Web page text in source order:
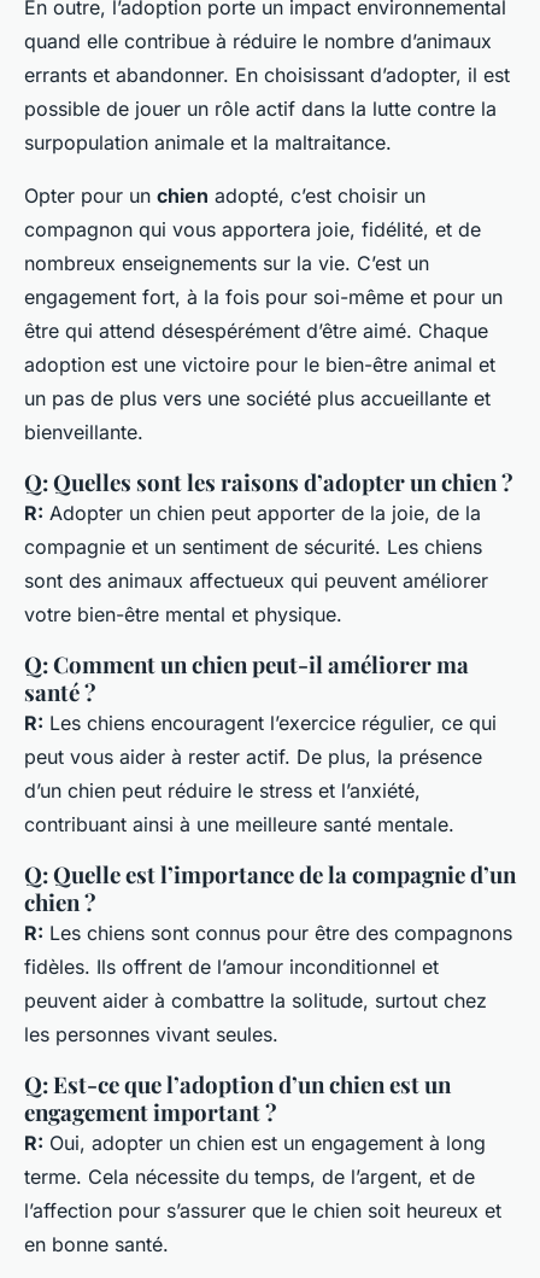
En outre, l’adoption porte un impact environnemental
quand elle contribue à réduire le nombre d’animaux
errants et abandonner. En choisissant d’adopter, il est
possible de jouer un rôle actif dans la lutte contre la
surpopulation animale et la maltraitance.
Opter pour un chien adopté, c’est choisir un
compagnon qui vous apportera joie, fidélité, et de
nombreux enseignements sur la vie. C’est un
engagement fort, à la fois pour soi-même et pour un
être qui attend désespérément d’être aimé. Chaque
adoption est une victoire pour le bien-être animal et
un pas de plus vers une société plus accueillante et
bienveillante.
Q: Quelles sont les raisons d’adopter un chien ?
R: Adopter un chien peut apporter de la joie, de la
compagnie et un sentiment de sécurité. Les chiens
sont des animaux affectueux qui peuvent améliorer
votre bien-être mental et physique.
Q: Comment un chien peut-il améliorer ma
santé ?
R: Les chiens encouragent l’exercice régulier, ce qui
peut vous aider à rester actif. De plus, la présence
d’un chien peut réduire le stress et l’anxiété,
contribuant ainsi à une meilleure santé mentale.
Q: Quelle est l’importance de la compagnie d’un
chien ?
R: Les chiens sont connus pour être des compagnons
fidèles. Ils offrent de l’amour inconditionnel et
peuvent aider à combattre la solitude, surtout chez
les personnes vivant seules.
Q: Est-ce que l’adoption d’un chien est un
engagement important ?
R: Oui, adopter un chien est un engagement à long
terme. Cela nécessite du temps, de l’argent, et de
l’affection pour s’assurer que le chien soit heureux et
en bonne santé.